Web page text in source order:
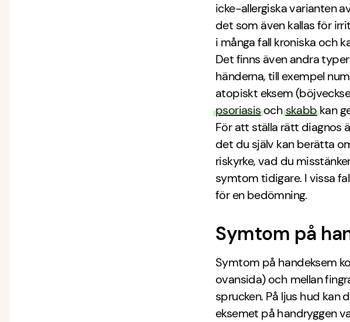
icke-allergiska varianten
det som även kallas för
i många fall kroniska och
Det finns även andra
händerna, till exempel
atopiskt eksem
psoriasisochskabbkan
För att ställa rätt diagnos
det du själv kan berätta
riskyrke, vad du
symtom tidigare. I vissa
för en bedömning.
Symtom på
Symtom på handeksem
ovansida) och mellan
sprucken. På ljus hud kan
eksemet på handryggen